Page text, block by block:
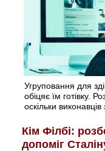
Угруповання для
обіцяє їм готівку.
оскільки
Кім Філбі:
допоміг